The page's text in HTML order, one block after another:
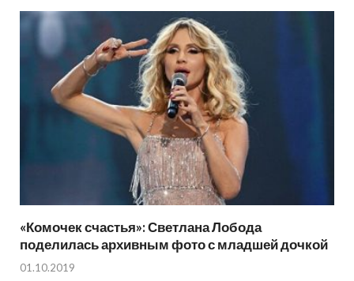
«Комочек счастья»: Светлана Лобода
поделилась архивным фото с младшей дочкой
01.10.2019